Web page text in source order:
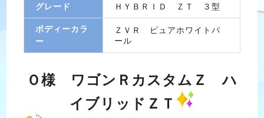
グレード ＨＹＢＲＩＤ ＺＴ ３型
ボディーカラ
ー
ＺＶＲ ピュアホワイトパ
ール
Ｏ様 ワゴンＲカスタムＺ ハ
イブリッドＺＴ